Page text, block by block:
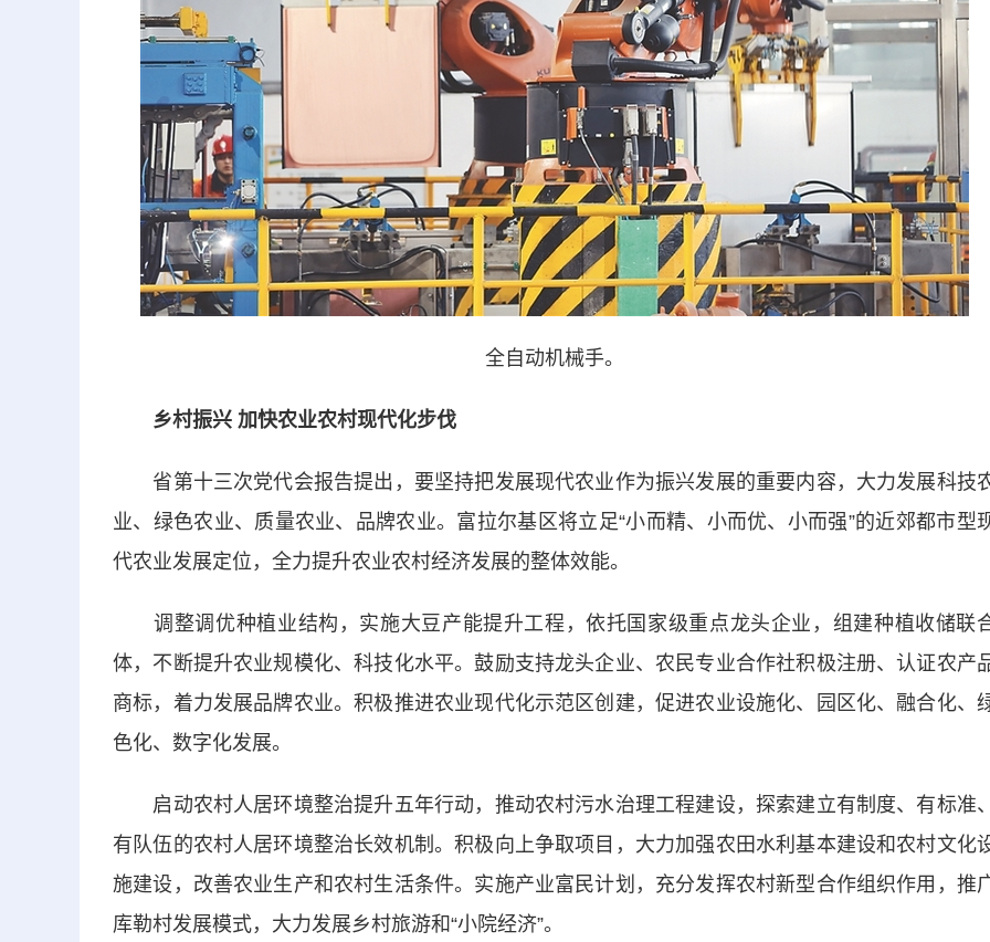
全自动机械手。
乡村振兴 加快农业农村现代化步伐
省第十三次党代会报告提出，要坚持把发展现代农业作为振兴发展的重要内容，大力发展科技
业、绿色农业、质量农业、品牌农业。富拉尔基区将立足“小而精、小而优、小而强”的近郊都市型
代农业发展定位，全力提升农业农村经济发展的整体效能。
调整调优种植业结构，实施大豆产能提升工程，依托国家级重点龙头企业，组建种植收储联
体，不断提升农业规模化、科技化水平。鼓励支持龙头企业、农民专业合作社积极注册、认证农产
商标，着力发展品牌农业。积极推进农业现代化示范区创建，促进农业设施化、园区化、融合化、
色化、数字化发展。
启动农村人居环境整治提升五年行动，推动农村污水治理工程建设，探索建立有制度、有标准、
有队伍的农村人居环境整治长效机制。积极向上争取项目，大力加强农田水利基本建设和农村文化
施建设，改善农业生产和农村生活条件。实施产业富民计划，充分发挥农村新型合作组织作用，推
库勒村发展模式，大力发展乡村旅游和“小院经济”。